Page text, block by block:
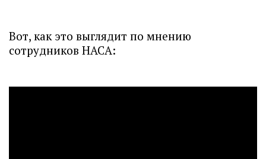
Вот, как это выглядит по мнению
сотрудников НАСА: